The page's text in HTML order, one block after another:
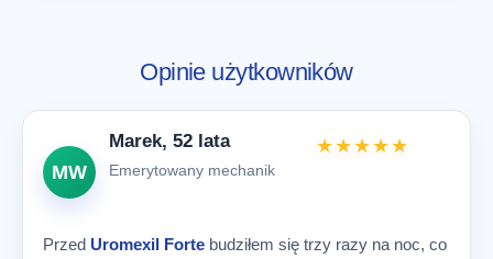
Opinie użytkowników
MW
Marek, 52 lata
Emerytowany mechanik
★★★★★
Przed Uromexil Forte budziłem się trzy razy na noc, co